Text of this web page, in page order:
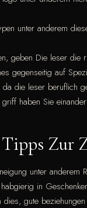
unter anderem
geben Die leser
gegenseitig auf
die leser beruflich
haben Sie
Zur
unter
in
gute